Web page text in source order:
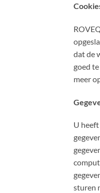
dat de
goed
meer
U
sturen